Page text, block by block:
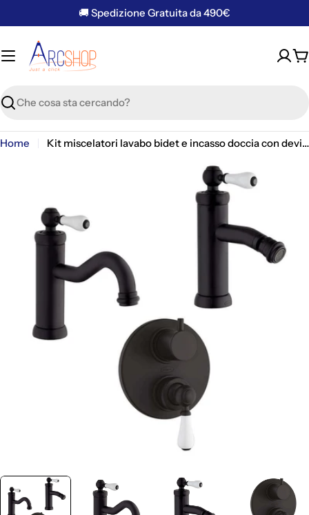
al
contenuto
🚚 Spedizione Gratuita da 490€
Ricerca
Home Kit miscelatori lavabo bidet e incasso doccia con deviatore serie Tosca nero opaco Jacuzzi Rubinetteria
supporto 0 in modalità modale